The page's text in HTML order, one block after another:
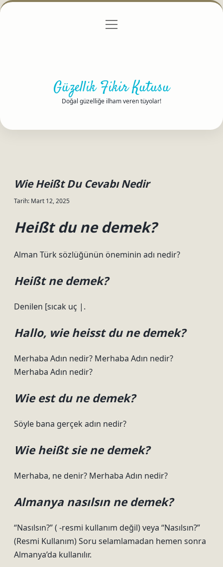
Gizlilik Politikası
menüyü
Güzellik Fikir Kutusu
Doğal güzelliğe ilham veren tüyolar!
Wie Heißt Du Cevabı Nedir
Tarih: Mart 12, 2025
Heißt du ne demek?
Alman Türk sözlüğünün öneminin adı nedir?
Heißt ne demek?
Denilen [sıcak uç |.
Hallo, wie heisst du ne demek?
Merhaba Adın nedir? Merhaba Adın nedir?
Merhaba Adın nedir?
Wie est du ne demek?
Söyle bana gerçek adın nedir?
Wie heißt sie ne demek?
Merhaba, ne denir? Merhaba Adın nedir?
Almanya nasılsın ne demek?
“Nasılsın?” ( -resmi kullanım değil) veya “Nasılsın?”
(Resmi Kullanım) Soru selamlamadan hemen sonra
Almanya’da kullanılır.